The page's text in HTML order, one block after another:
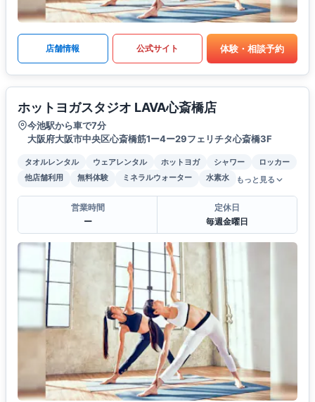
店舗情報 公式サイト 体験・相談予約
ホットヨガスタジオ LAVA心斎橋店
今池駅から車で7分
大阪府大阪市中央区心斎橋筋1ー4ー29フェリチタ心斎橋3F
タオルレンタル ウェアレンタル ホットヨガ シャワー
ロッカー
他店舗利用
無料体験 ミネラルウォーター 水素水 もっと見る
営業時間
ー
定休日
毎週金曜日